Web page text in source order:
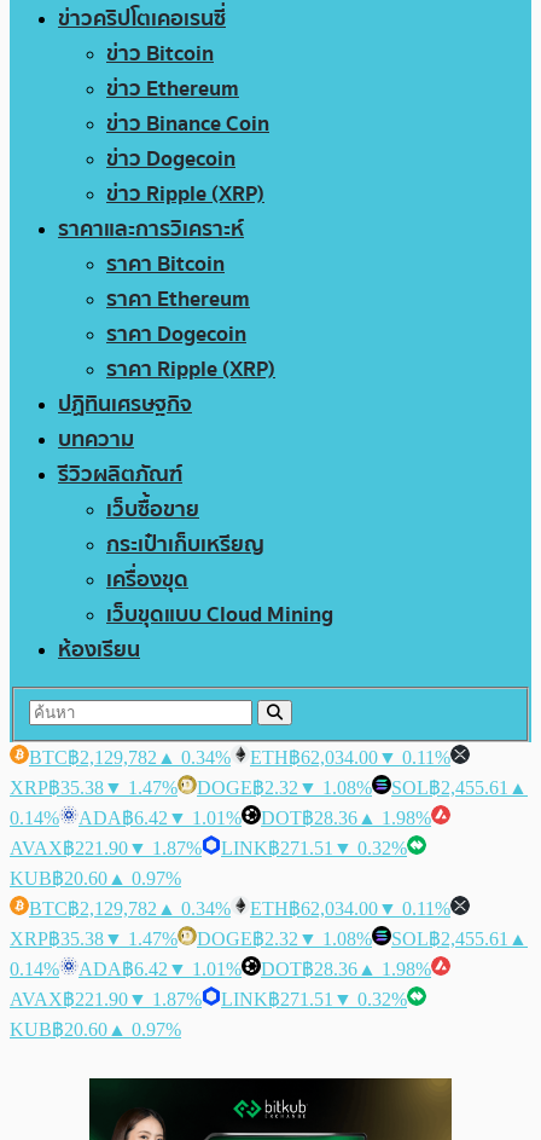
ข่าวคริปโตเคอเรนซี่
ข่าว Bitcoin
ข่าว Ethereum
ข่าว Binance Coin
ข่าว Dogecoin
ข่าว Ripple (XRP)
ราคาและการวิเคราะห์
ราคา Bitcoin
ราคา Ethereum
ราคา Dogecoin
ราคา Ripple (XRP)
ปฏิทินเศรษฐกิจ
บทความ
รีวิวผลิตภัณฑ์
เว็บซื้อขาย
กระเป๋าเก็บเหรียญ
เครื่องขุด
เว็บขุดแบบ Cloud Mining
ห้องเรียน
BTC฿2,129,782 ▲ 0.34% ETH฿62,034.00▼ 0.11%
XRP฿35.38▼ 1.47% DOGE฿2.32 ▼ 1.08% SOL฿2,455.61 ▲
0.14%
ADA฿6.42 ▼ 1.01% DOT฿28.36 ▲ 1.98%
AVAX฿221.90▼ 1.87% LINK฿271.51 ▼ 0.32%
KUB฿20.60 ▲ 0.97%
BTC฿2,129,782 ▲ 0.34% ETH฿62,034.00▼ 0.11%
XRP฿35.38▼ 1.47% DOGE฿2.32 ▼ 1.08% SOL฿2,455.61 ▲
0.14%
ADA฿6.42 ▼ 1.01% DOT฿28.36 ▲ 1.98%
AVAX฿221.90▼ 1.87% LINK฿271.51 ▼ 0.32%
KUB฿20.60 ▲ 0.97%